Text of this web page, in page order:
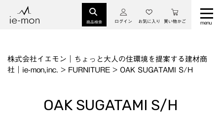
商品検索 ログイン お気に入り 買い物かご
株式会社イエモン｜ちょっと大人の住環境を提案する建材商
社｜ie-mon,inc. > FURNITURE > OAK SUGATAMI S/H
OAK SUGATAMI S/H